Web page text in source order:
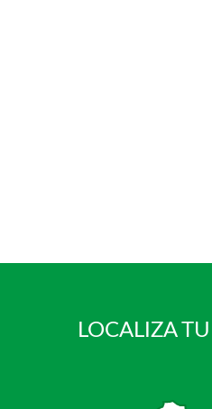
LOCALIZA